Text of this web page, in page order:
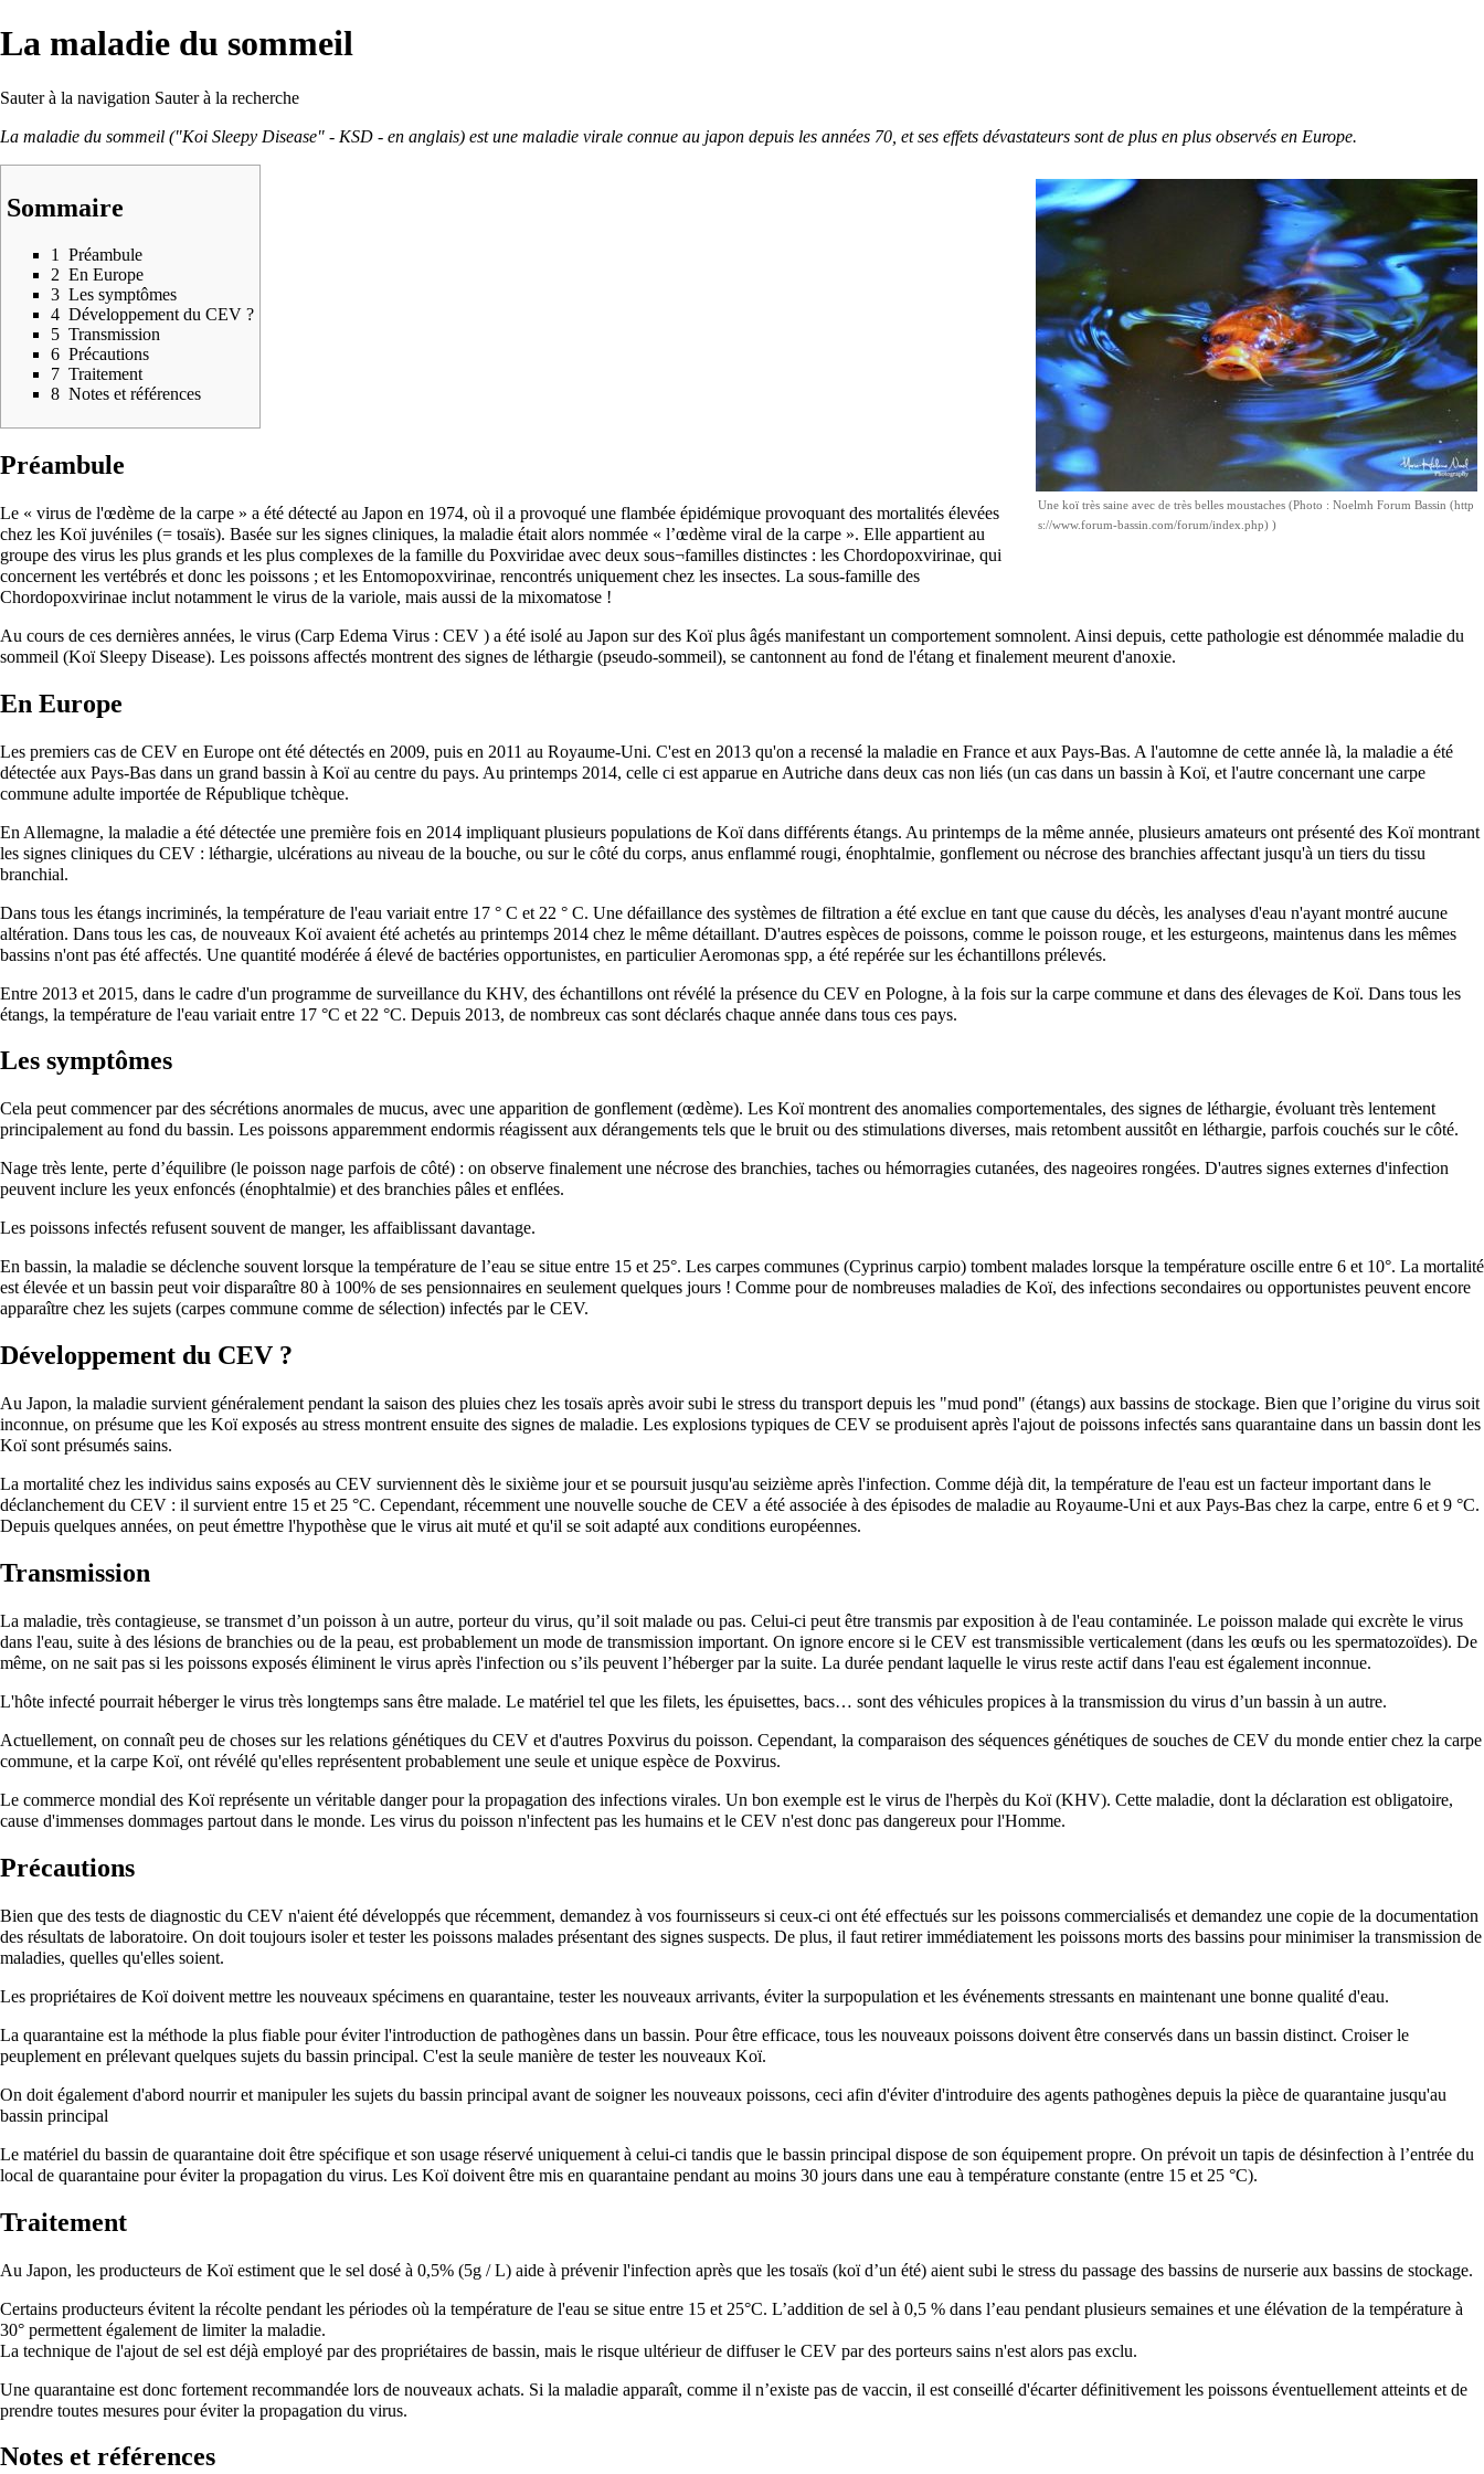
La maladie du sommeil
Sauter à la navigation Sauter à la recherche
La maladie du sommeil ("Koi Sleepy Disease" - KSD - en anglais) est une maladie virale connue au japon depuis les années 70, et ses effets dévastateurs sont de plus en plus observés en Europe.
Une koï très saine avec de très belles moustaches (Photo : Noelmh Forum Bassin
)
Sommaire
1
Préambule
2 En Europe
3 Les symptômes
4 Développement du CEV ?
5 Transmission
6 Précautions
7 Traitement
8 Notes et références
Préambule
Le « virus de l'œdème de la carpe » a été détecté au Japon en 1974, où il a provoqué une flambée épidémique provoquant des mortalités élevées
chez les Koï juvéniles (= tosaïs). Basée sur les signes cliniques, la maladie était alors nommée « l’œdème viral de la carpe ». Elle appartient au
groupe des virus les plus grands et les plus complexes de la famille du Poxviridae avec deux sous¬familles distinctes : les Chordopoxvirinae, qui
concernent les vertébrés et donc les poissons ; et les Entomopoxvirinae, rencontrés uniquement chez les insectes. La sous-famille des
Chordopoxvirinae inclut notamment le virus de la variole, mais aussi de la mixomatose !
Au cours de ces dernières années, le virus (Carp Edema Virus : CEV ) a été isolé au Japon sur des Koï plus âgés manifestant un comportement somnolent. Ainsi depuis, cette pathologie est dénommée maladie du
sommeil (Koï Sleepy Disease). Les poissons affectés montrent des signes de léthargie (pseudo-sommeil), se cantonnent au fond de l'étang et finalement meurent d'anoxie.
En Europe
Les premiers cas de CEV en Europe ont été détectés en 2009, puis en 2011 au Royaume-Uni. C'est en 2013 qu'on a recensé la maladie en France et aux Pays-Bas. A l'automne de cette année là, la maladie a été
détectée aux Pays-Bas dans un grand bassin à Koï au centre du pays. Au printemps 2014, celle ci est apparue en Autriche dans deux cas non liés (un cas dans un bassin à Koï, et l'autre concernant une carpe
commune adulte importée de République tchèque.
En Allemagne, la maladie a été détectée une première fois en 2014 impliquant plusieurs populations de Koï dans différents étangs. Au printemps de la même année, plusieurs amateurs ont présenté des Koï montrant
les signes cliniques du CEV : léthargie, ulcérations au niveau de la bouche, ou sur le côté du corps, anus enflammé rougi, énophtalmie, gonflement ou nécrose des branchies affectant jusqu'à un tiers du tissu
branchial.
Dans tous les étangs incriminés, la température de l'eau variait entre 17 ° C et 22 ° C. Une défaillance des systèmes de filtration a été exclue en tant que cause du décès, les analyses d'eau n'ayant montré aucune
altération. Dans tous les cas, de nouveaux Koï avaient été achetés au printemps 2014 chez le même détaillant. D'autres espèces de poissons, comme le poisson rouge, et les esturgeons, maintenus dans les mêmes
bassins n'ont pas été affectés. Une quantité modérée á élevé de bactéries opportunistes, en particulier Aeromonas spp, a été repérée sur les échantillons prélevés.
Entre 2013 et 2015, dans le cadre d'un programme de surveillance du KHV, des échantillons ont révélé la présence du CEV en Pologne, à la fois sur la carpe commune et dans des élevages de Koï. Dans tous les
étangs, la température de l'eau variait entre 17 °C et 22 °C. Depuis 2013, de nombreux cas sont déclarés chaque année dans tous ces pays.
Les symptômes
Cela peut commencer par des sécrétions anormales de mucus, avec une apparition de gonflement (œdème). Les Koï montrent des anomalies comportementales, des signes de léthargie, évoluant très lentement
principalement au fond du bassin. Les poissons apparemment endormis réagissent aux dérangements tels que le bruit ou des stimulations diverses, mais retombent aussitôt en léthargie, parfois couchés sur le côté.
Nage très lente, perte d’équilibre (le poisson nage parfois de côté) : on observe finalement une nécrose des branchies, taches ou hémorragies cutanées, des nageoires rongées. D'autres signes externes d'infection
peuvent inclure les yeux enfoncés (énophtalmie) et des branchies pâles et enflées.
Les poissons infectés refusent souvent de manger, les affaiblissant davantage.
En bassin, la maladie se déclenche souvent lorsque la température de l’eau se situe entre 15 et 25°. Les carpes communes (Cyprinus carpio) tombent malades lorsque la température oscille entre 6 et 10°. La mortalité
est élevée et un bassin peut voir disparaître 80 à 100% de ses pensionnaires en seulement quelques jours ! Comme pour de nombreuses maladies de Koï, des infections secondaires ou opportunistes peuvent encore
apparaître chez les sujets (carpes commune comme de sélection) infectés par le CEV.
Développement du CEV ?
Au Japon, la maladie survient généralement pendant la saison des pluies chez les tosaïs après avoir subi le stress du transport depuis les "mud pond" (étangs) aux bassins de stockage. Bien que l’origine du virus soit
inconnue, on présume que les Koï exposés au stress montrent ensuite des signes de maladie. Les explosions typiques de CEV se produisent après l'ajout de poissons infectés sans quarantaine dans un bassin dont les
Koï sont présumés sains.
La mortalité chez les individus sains exposés au CEV surviennent dès le sixième jour et se poursuit jusqu'au seizième après l'infection. Comme déjà dit, la température de l'eau est un facteur important dans le
déclanchement du CEV : il survient entre 15 et 25 °C. Cependant, récemment une nouvelle souche de CEV a été associée à des épisodes de maladie au Royaume-Uni et aux Pays-Bas chez la carpe, entre 6 et 9 °C.
Depuis quelques années, on peut émettre l'hypothèse que le virus ait muté et qu'il se soit adapté aux conditions européennes.
Transmission
La maladie, très contagieuse, se transmet d’un poisson à un autre, porteur du virus, qu’il soit malade ou pas. Celui-ci peut être transmis par exposition à de l'eau contaminée. Le poisson malade qui excrète le virus
dans l'eau, suite à des lésions de branchies ou de la peau, est probablement un mode de transmission important. On ignore encore si le CEV est transmissible verticalement (dans les œufs ou les spermatozoïdes). De
même, on ne sait pas si les poissons exposés éliminent le virus après l'infection ou s’ils peuvent l’héberger par la suite. La durée pendant laquelle le virus reste actif dans l'eau est également inconnue.
L'hôte infecté pourrait héberger le virus très longtemps sans être malade. Le matériel tel que les filets, les épuisettes, bacs… sont des véhicules propices à la transmission du virus d’un bassin à un autre.
Actuellement, on connaît peu de choses sur les relations génétiques du CEV et d'autres Poxvirus du poisson. Cependant, la comparaison des séquences génétiques de souches de CEV du monde entier chez la carpe
commune, et la carpe Koï, ont révélé qu'elles représentent probablement une seule et unique espèce de Poxvirus.
Le commerce mondial des Koï représente un véritable danger pour la propagation des infections virales. Un bon exemple est le virus de l'herpès du Koï (KHV). Cette maladie, dont la déclaration est obligatoire,
cause d'immenses dommages partout dans le monde. Les virus du poisson n'infectent pas les humains et le CEV n'est donc pas dangereux pour l'Homme.
Précautions
Bien que des tests de diagnostic du CEV n'aient été développés que récemment, demandez à vos fournisseurs si ceux-ci ont été effectués sur les poissons commercialisés et demandez une copie de la documentation
des résultats de laboratoire. On doit toujours isoler et tester les poissons malades présentant des signes suspects. De plus, il faut retirer immédiatement les poissons morts des bassins pour minimiser la transmission de
maladies, quelles qu'elles soient.
Les propriétaires de Koï doivent mettre les nouveaux spécimens en quarantaine, tester les nouveaux arrivants, éviter la surpopulation et les événements stressants en maintenant une bonne qualité d'eau.
La quarantaine est la méthode la plus fiable pour éviter l'introduction de pathogènes dans un bassin. Pour être efficace, tous les nouveaux poissons doivent être conservés dans un bassin distinct. Croiser le
peuplement en prélevant quelques sujets du bassin principal. C'est la seule manière de tester les nouveaux Koï.
On doit également d'abord nourrir et manipuler les sujets du bassin principal avant de soigner les nouveaux poissons, ceci afin d'éviter d'introduire des agents pathogènes depuis la pièce de quarantaine jusqu'au
bassin principal
Le matériel du bassin de quarantaine doit être spécifique et son usage réservé uniquement à celui-ci tandis que le bassin principal dispose de son équipement propre. On prévoit un tapis de désinfection à l’entrée du
local de quarantaine pour éviter la propagation du virus. Les Koï doivent être mis en quarantaine pendant au moins 30 jours dans une eau à température constante (entre 15 et 25 °C).
Traitement
Au Japon, les producteurs de Koï estiment que le sel dosé à 0,5% (5g / L) aide à prévenir l'infection après que les tosaïs (koï d’un été) aient subi le stress du passage des bassins de nurserie aux bassins de stockage.
Certains producteurs évitent la récolte pendant les périodes où la température de l'eau se situe entre 15 et 25°C. L’addition de sel à 0,5 % dans l’eau pendant plusieurs semaines et une élévation de la température à
30° permettent également de limiter la maladie.
La technique de l'ajout de sel est déjà employé par des propriétaires de bassin, mais le risque ultérieur de diffuser le CEV par des porteurs sains n'est alors pas exclu.
Une quarantaine est donc fortement recommandée lors de nouveaux achats. Si la maladie apparaît, comme il n’existe pas de vaccin, il est conseillé d'écarter définitivement les poissons éventuellement atteints et de
prendre toutes mesures pour éviter la propagation du virus.
Notes et références